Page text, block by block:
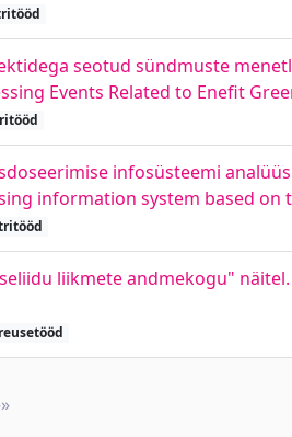
seotud sündmuste
Events Related to Enefit
infosüsteemi
information system based on
liikmete andmekogu"